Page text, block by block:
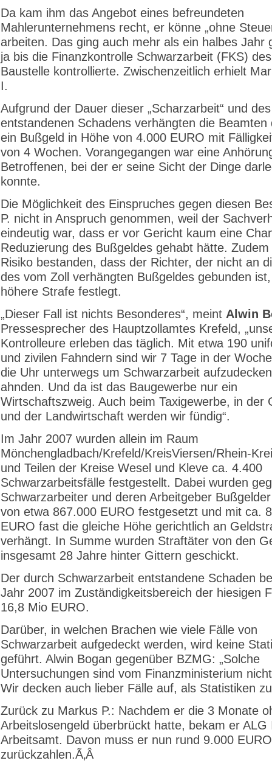
Da kam ihm das Angebot eines befreundeten
Mahlerunternehmens recht, er könne „ohne
arbeiten. Das ging auch mehr als ein halbes
ja bis die Finanzkontrolle Schwarzarbeit (FKS)
Baustelle kontrollierte. Zwischenzeitlich erhielt
I.
Aufgrund der Dauer dieser „Scharzarbeit“ und
entstandenen Schadens verhängten die Beamten
ein Bußgeld in Höhe von 4.000 EURO mit
von 4 Wochen. Vorangegangen war eine
Betroffenen, bei der er seine Sicht der Dinge
konnte.
Die Möglichkeit des Einspruches gegen diesen
P. nicht in Anspruch genommen, weil der
eindeutig war, dass er vor Gericht kaum eine
Reduzierung des Bußgeldes gehabt hätte.
Risiko bestanden, dass der Richter, der nicht an
des vom Zoll verhängten Bußgeldes gebunden
höhere Strafe festlegt.
„Dieser Fall ist nichts Besonderes“, meint Alwin
Pressesprecher des Hauptzollamtes Krefeld,
Kontrolleure erleben das täglich. Mit etwa 190
und zivilen Fahndern sind wir 7 Tage in der
die Uhr unterwegs um Schwarzarbeit
ahnden. Und da ist das Baugewerbe nur ein
Wirtschaftszweig. Auch beim Taxigewerbe, in der
und der Landwirtschaft werden wir fündig“.
Im Jahr 2007 wurden allein im Raum
Mönchengladbach/Krefeld/KreisViersen/Rhein-
und Teilen der Kreise Wesel und Kleve ca. 4.400
Schwarzarbeitsfälle festgestellt. Dabei wurden
Schwarzarbeiter und deren Arbeitgeber
von etwa 867.000 EURO festgesetzt und mit ca.
EURO fast die gleiche Höhe gerichtlich an
verhängt. In Summe wurden Straftäter von den
insgesamt 28 Jahre hinter Gittern geschickt.
Der durch Schwarzarbeit entstandene Schaden
Jahr 2007 im Zuständigkeitsbereich der hiesigen
16,8 Mio EURO.
Darüber, in welchen Brachen wie viele Fälle von
Schwarzarbeit aufgedeckt werden, wird keine
geführt. Alwin Bogan gegenüber BZMG: „Solche
Untersuchungen sind vom Finanzministerium
Wir decken auch lieber Fälle auf, als Statistiken
Zurück zu Markus P.: Nachdem er die 3 Monate
Arbeitslosengeld überbrückt hatte, bekam er ALG
Arbeitsamt. Davon muss er nun rund 9.000 EURO
zurückzahlen.­Ã‚Â